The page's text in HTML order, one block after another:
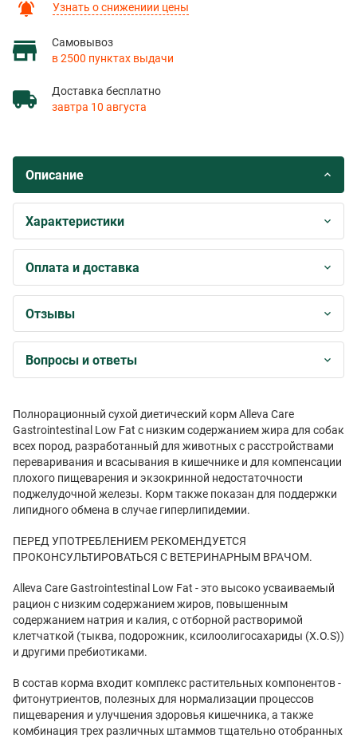
Узнать о снижениии цены
Самовывоз
в 2500 пунктах выдачи
Доставка бесплатно
завтра 10 августа
Описание
Характеристики
Оплата и доставка
Отзывы
Вопросы и ответы
Полнорационный сухой диетический корм Alleva Care
Gastrointestinal Low Fat с низким содержанием жира для собак
всех пород, разработанный для животных с расстройствами
переваривания и всасывания в кишечнике и для компенсации
плохого пищеварения и экзокринной недостаточности
поджелудочной железы. Корм также показан для поддержки
липидного обмена в случае гиперлипидемии.
ПЕРЕД УПОТРЕБЛЕНИЕМ РЕКОМЕНДУЕТСЯ
ПРОКОНСУЛЬТИРОВАТЬСЯ С ВЕТЕРИНАРНЫМ ВРАЧОМ.
Alleva Care Gastrointestinal Low Fat - это высоко усваиваемый
рацион с низким содержанием жиров, повышенным
содержанием натрия и калия, с отборной растворимой
клетчаткой (тыква, подорожник, ксилоолигосахариды (X.O.S))
и другими пребиотиками.
В состав корма входит комплекс растительных компонентов -
фитонутриентов, полезных для нормализации процессов
пищеварения и улучшения здоровья кишечника, а также
комбинация трех различных штаммов тщательно отобранных